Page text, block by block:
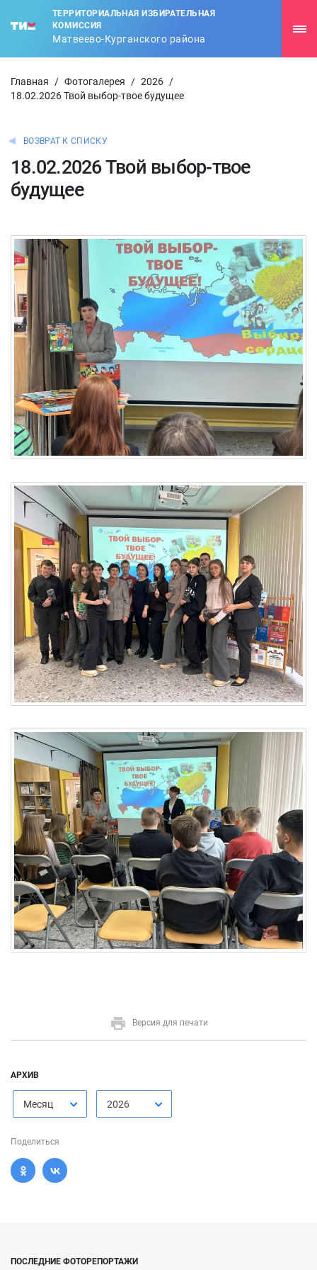
ТЕРРИТОРИАЛЬНАЯ ИЗБИРАТЕЛЬНАЯ
КОМИССИЯ
Матвеево-Курганского района
Главная / Фотогалерея / 2026 /
18.02.2026 Твой выбор-твое будущее
ВОЗВРАТ К СПИСКУ
18.02.2026 Твой выбор-твое
будущее
Версия для печати
АРХИВ
Месяц 2026
Поделиться
ПОСЛЕДНИЕ ФОТОРЕПОРТАЖИ